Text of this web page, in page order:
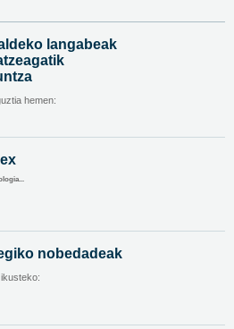
langabeak
hemen:
nobedadeak